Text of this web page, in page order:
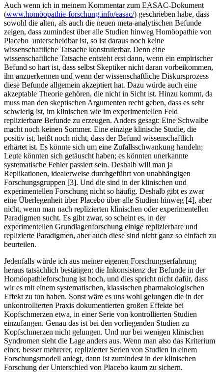
Auch wenn ich in meinem Kommentar zum EASAC-Dokument
(www.homöopathie-forschung.info/easac/) geschrieben habe, dass
sowohl die alten, als auch die neuen meta-analytischen Befunde
zeigen, dass zumindest über alle Studien hinweg Homöopathie von
Placebo unterscheidbar ist, so ist daraus noch keine
wissenschaftliche Tatsache konstruierbar. Denn eine
wissenschaftliche Tatsache entsteht erst dann, wenn ein empirischer
Befund so hart ist, dass selbst Skeptiker nicht daran vorbeikommen,
ihn anzuerkennen und wenn der wissenschaftliche Diskursprozess
diese Befunde allgemein akzeptiert hat. Dazu würde auch eine
akzeptable Theorie gehören, die nicht in Sicht ist. Hinzu kommt, da
muss man den skeptischen Argumenten recht geben, dass es sehr
schwierig ist, im klinischen wie im experimentellen Feld
replizierbare Befunde zu erzeugen. Anders gesagt: Eine Schwalbe
macht noch keinen Sommer. Eine einzige klinische Studie, die
positiv ist, heißt noch nicht, dass der Befund wissenschaftlich
erhärtet ist. Es könnte sich um eine Zufallsschwankung handeln;
Leute könnten sich getäuscht haben; es könnten unerkannte
systematische Fehler passiert sein. Deshalb will man ja
Replikationen, idealerweise durchgeführt von unabhängigen
Forschungsgruppen [3]. Und die sind in der klinischen und
experimentellen Forschung nicht so häufig. Deshalb gibt es zwar
eine Überlegenheit über Placebo über alle Studien hinweg [4], aber
nicht, wenn man nach replizierten klinischen oder experimentellen
Paradigmen sucht. Es gibt zwar, so scheint es, in der
experimentellen Grundlagenforschung einige replizierbare und
replizierte Paradigmen, aber auch diese sind nicht ganz so einfach zu
beurteilen.
Jedenfalls würde ich aus meiner eigenen Forschungserfahrung
heraus tatsächlich bestätigen: die Inkonsistenz der Befunde in der
Homöopathieforschung ist hoch, und dies spricht nicht dafür, dass
wir es mit einem systematischen, klassischen pharmakologischen
Effekt zu tun haben. Sonst wäre es uns wohl gelungen die in der
unkontrollierten Praxis dokumentierten großen Effekte bei
Kopfschmerzen etwa, in einer Serie von kontrollierten Studien
einzufangen. Genau das ist bei den vorliegenden Studien zu
Kopfschmerzen nicht gelungen. Und nur bei wenigen klinischen
Syndromen sieht die Lage anders aus. Wenn man also das Kriterium
einer, besser mehrerer, replizierter Serien von Studien in einem
Forschungsmodell anlegt, dann ist zumindest in der klinischen
Forschung der Unterschied von Placebo kaum zu sichern.